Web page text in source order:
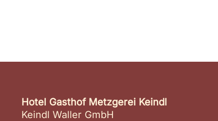
Hotel Gasthof Metzgerei Keindl
Keindl Waller GmbH